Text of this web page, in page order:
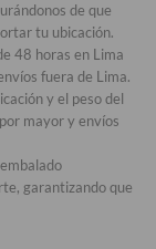
de que
tu ubicación.
48 horas en Lima
fuera de Lima.
y el peso del
mayor y envíos
garantizando que